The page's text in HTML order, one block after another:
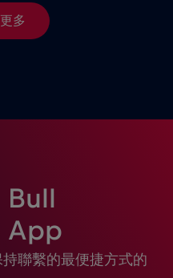
€5,-/GB
多
Bull
App
聯繫的最便捷方式的